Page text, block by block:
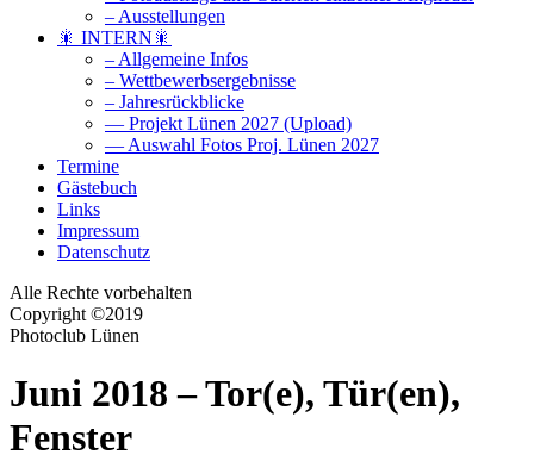
– Ausstellungen
🎇 INTERN🎇
– Allgemeine Infos
– Wettbewerbsergebnisse
– Jahresrückblicke
— Projekt Lünen 2027 (Upload)
— Auswahl Fotos Proj. Lünen 2027
Termine
Gästebuch
Links
Impressum
Datenschutz
Alle Rechte vorbehalten
Copyright ©2019
Photoclub Lünen
Juni 2018 – Tor(e), Tür(en),
Fenster